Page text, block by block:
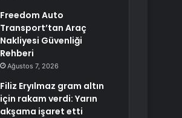
Freedom Auto
Transport’tan Araç
Nakliyesi Güvenliği
Rehberi
Ağustos 7, 2026
Filiz Eryılmaz gram altın
için rakam verdi: Yarın
akşama işaret etti